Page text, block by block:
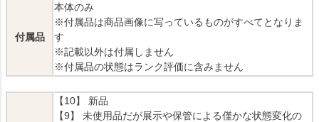
付属品
本体のみ
※付属品は商品画像に写っているものがすべてとなりま
す
※記載以外は付属しません
※付属品の状態はランク評価に含みません
【10】 新品
【9】 未使用品だが展示や保管による僅かな状態変化の